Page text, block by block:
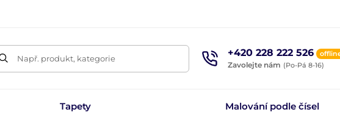
Např. produkt, kategorie +420 228 222 526
Zavolejte nám (Po-Pá 8-16)
Tapety Malování podle čísel